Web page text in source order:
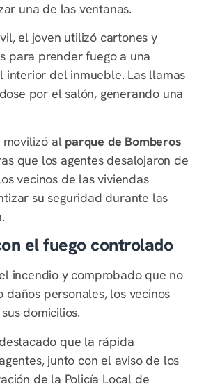
una de las ventanas.
el joven utilizó cartones y
para prender fuego a una
interior del inmueble. Las llamas
por el salón, generando una
movilizó al parque de Bomberos
que los agentes desalojaron de
vecinos de las viviendas
su seguridad durante las
el fuego controlado
incendio y comprobado que no
daños personales, los vecinos
domicilios.
que la rápida
junto con el aviso de los
de la Policía Local de